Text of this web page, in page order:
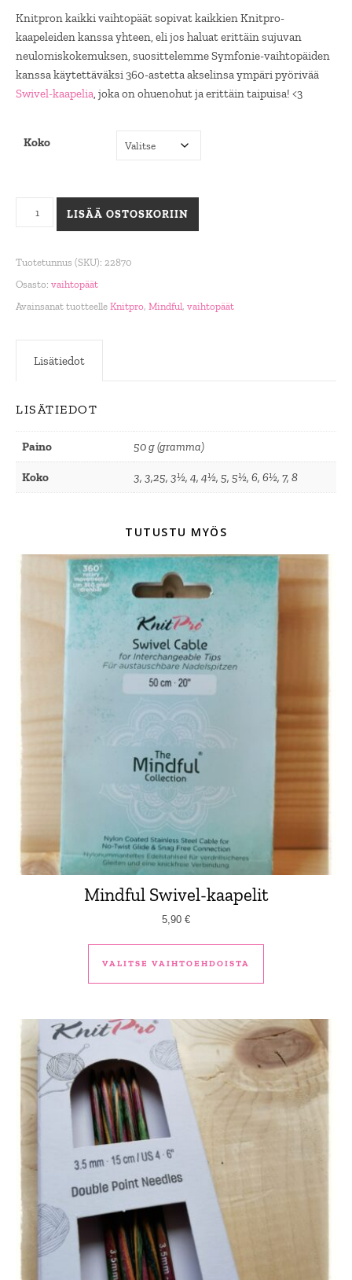
Knitpron kaikki vaihtopäät sopivat kaikkien Knitpro-
kaapeleiden kanssa yhteen, eli jos haluat erittäin sujuvan
neulomiskokemuksen, suosittelemme Symfonie-vaihtopäiden
kanssa käytettäväksi 360-astetta akselinsa ympäri pyörivää
Swivel-kaapelia, joka on ohuenohut ja erittäin taipuisa! <3
Koko
Symfonie vaihtopäät 13cm määrä
LISÄÄ OSTOSKORIIN
Tuotetunnus (SKU): 22870
Osasto: vaihtopäät
Avainsanat tuotteelle Knitpro, Mindful, vaihtopäät
Lisätiedot
LISÄTIEDOT
Paino 50 g (gramma)
Koko 3, 3,25, 3½, 4, 4½, 5, 5½, 6, 6½, 7, 8
TUTUSTU MYÖS
Mindful Swivel-kaapelit
5,90 €
VALITSE VAIHTOEHDOISTA
Tällä tuotteella